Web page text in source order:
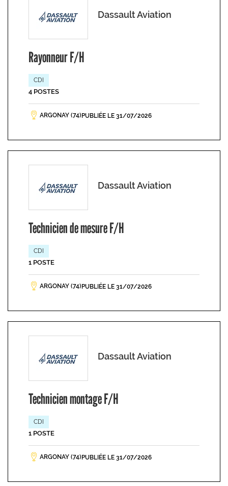
Dassault Aviation
Rayonneur F/H
CDI
4 POSTES
ARGONAY (74) PUBLIÉE LE 31/07/2026
Dassault Aviation
Technicien de mesure F/H
CDI
1 POSTE
ARGONAY (74) PUBLIÉE LE 31/07/2026
Dassault Aviation
Technicien montage F/H
CDI
1 POSTE
ARGONAY (74) PUBLIÉE LE 31/07/2026